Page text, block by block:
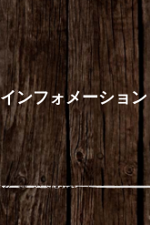
インフォメーション